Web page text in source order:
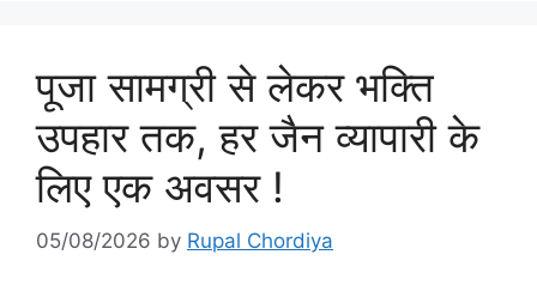
पूजा सामग्री से लेकर भक्ति
उपहार तक, हर जैन व्यापारी के
लिए एक अवसर !
05/08/2026 by Rupal Chordiya